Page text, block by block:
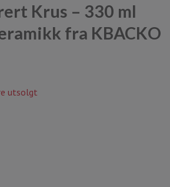
Krus – 330 ml
fra KBACKO
utsolgt